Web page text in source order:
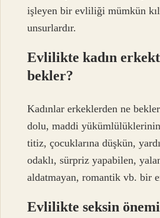
işleyen bir evliliği mümkün
unsurlardır.
Evlilikte kadın
bekler?
Kadınlar erkeklerden ne
dolu, maddi
titiz, çocuklarına düşkün,
odaklı, sürpriz yapabilen,
aldatmayan, romantik vb. bir
Evlilikte seksin